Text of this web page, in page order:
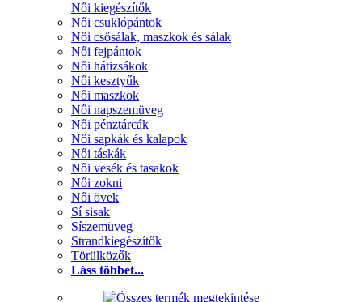
Női kiegészítők
Női csuklópántok
Női csősálak, maszkok és sálak
Női fejpántok
Női hátizsákok
Női kesztyűk
Női maszkok
Női napszemüveg
Női pénztárcák
Női sapkák és kalapok
Női táskák
Női vesék és tasakok
Női zokni
Női övek
Sí sisak
Síszemüveg
Strandkiegészítők
Törülközők
Láss többet...